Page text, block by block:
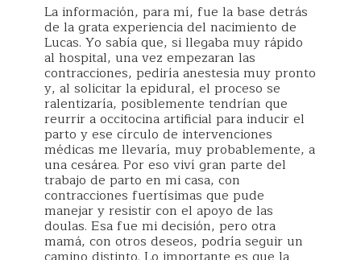
La información, para mí, fue la base detrás
de la grata experiencia del nacimiento de
Lucas. Yo sabía que, si llegaba muy rápido
al hospital, una vez empezaran las
contracciones, pediría anestesia muy pronto
y, al solicitar la epidural, el proceso se
ralentizaría, posiblemente tendrían que
reurrir a occitocina artificial para inducir el
parto y ese círculo de intervenciones
médicas me llevaría, muy probablemente, a
una cesárea. Por eso viví gran parte del
trabajo de parto en mi casa, con
contracciones fuertísimas que pude
manejar y resistir con el apoyo de las
doulas. Esa fue mi decisión, pero otra
mamá, con otros deseos, podría seguir un